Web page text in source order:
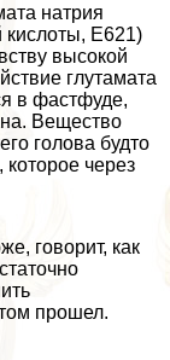
натрия
кислоты, Е621)
высокой
глутамата
в фастфуде,
Вещество
голова будто
через
говорит, как
прошел.